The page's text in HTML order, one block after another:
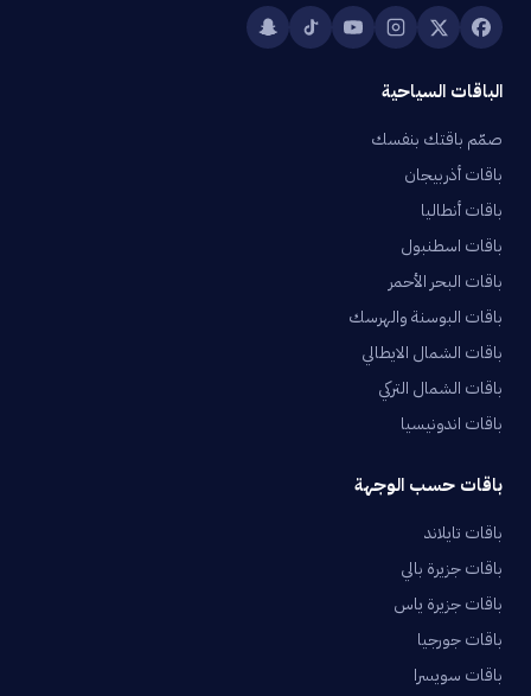
الباقات السياحية
صمّم باقتك بنفسك
باقات أذربيجان
باقات أنطاليا
باقات اسطنبول
باقات البحر الأحمر
باقات البوسنة والهرسك
باقات الشمال الايطالي
باقات الشمال التركي
باقات اندونيسيا
باقات حسب الوجهة
باقات تايلاند
باقات جزيرة بالي
باقات جزيرة ياس
باقات جورجيا
باقات سويسرا